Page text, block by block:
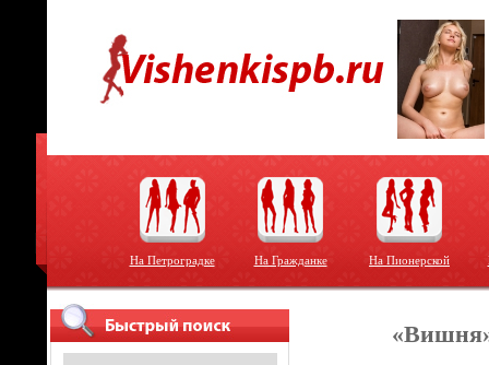
На Петроградке На Гражданке На Пионерской